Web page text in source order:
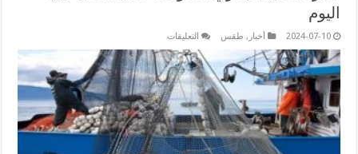
اليوم
2024-07-10 أخبار , طقس التعليقات
الصيد
البحري
المتوقعة
على
ساحل
ليبيا
اليوم
مغلقة